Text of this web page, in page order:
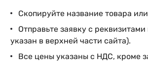
Скопируйте название товара
Отправьте заявку с
указан в верхней части сайта).
Все цены указаны с НДС, кроме